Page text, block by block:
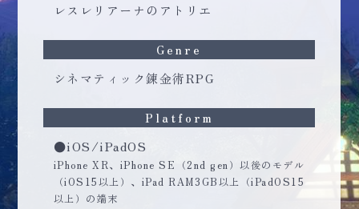
レスレリアーナのアトリエ
Genre
シネマティック錬金術RPG
Platform
●iOS/iPadOS
iPhone XR、iPhone SE（2nd gen）以後のモデル
（iOS15以上）、iPad RAM3GB以上（iPadOS15
以上）の端末